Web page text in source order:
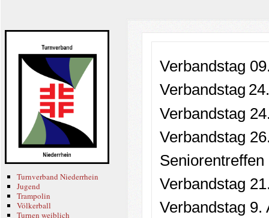
Turnverband Niederrhein
Jugend
Trampolin
Völkerball
Turnen weiblich
Verbandstag
Verbandstag
Verbandstag
Verbandstag
Verbandstag
Verbandstag